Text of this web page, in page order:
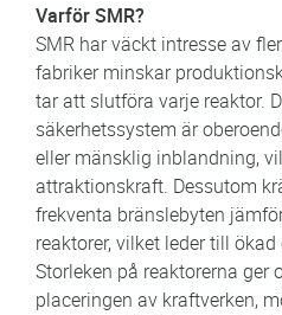
Varför SMR?
SMR har väckt intresse av
fabriker minskar
tar att slutföra varje reaktor.
säkerhetssystem är
eller mänsklig inblandning,
attraktionskraft. Dessutom
frekventa bränslebyten
reaktorer, vilket leder till
Storleken på reaktorerna ger
placeringen av kraftverken,